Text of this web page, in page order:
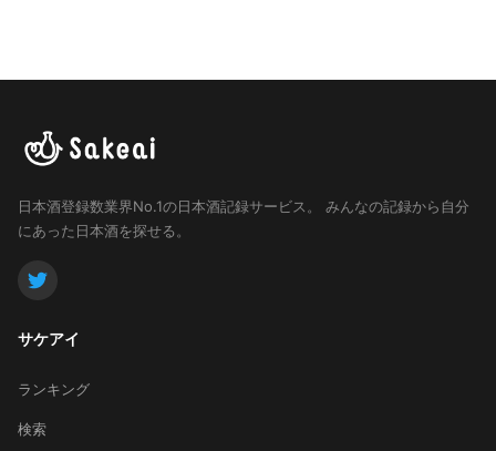
日本酒登録数業界No.1の日本酒記録サービス。
みんなの記録から自分
にあった日本酒を探せる。
サケアイ
ランキング
検索